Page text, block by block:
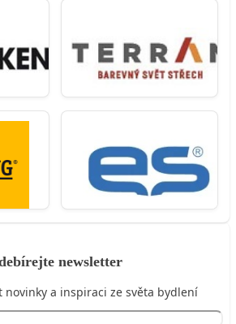
newsletter
novinky a inspiraci ze světa bydlení